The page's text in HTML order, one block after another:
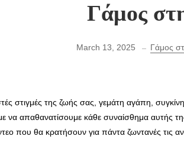
Γάμος
March 13, 2025 Γάμος
στιγμές της ζωής σας, γεμάτη αγάπη,
να απαθανατίσουμε κάθε συναίσθημα αυτής
που θα κρατήσουν για πάντα ζωντανές τις